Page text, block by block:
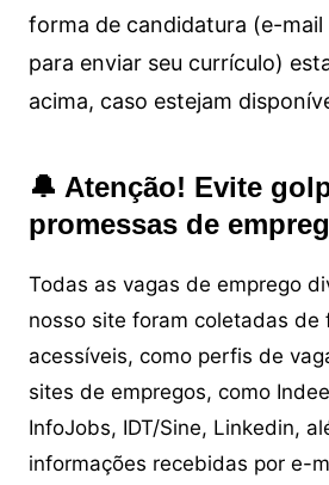
forma de candidatura (e-
para enviar seu currículo)
acima, caso estejam
🔔 Atenção! Evite
promessas de
Todas as vagas de emprego
nosso site foram coletadas de
acessíveis, como perfis de
sites de empregos, como
InfoJobs, IDT/Sine, Linkedin,
informações recebidas por e-